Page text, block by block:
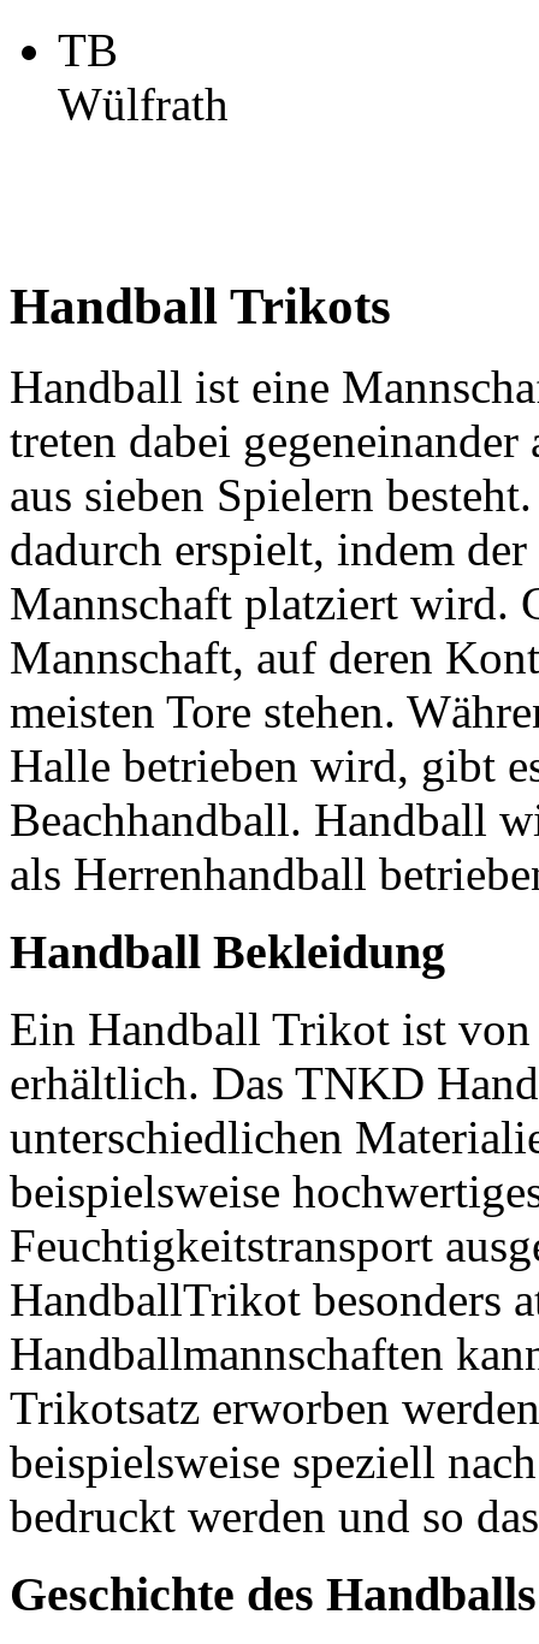
TB
Wülfrath
Handball Trikots
Handball ist eine
treten dabei
aus sieben Spielern
dadurch erspielt, indem
Mannschaft platziert wird.
Mannschaft, auf deren
meisten Tore stehen.
Halle betrieben wird, gibt
Beachhandball. Handball
als Herrenhandball
Handball Bekleidung
Ein Handball Trikot ist von
erhältlich. Das TNKD
unterschiedlichen
beispielsweise
Feuchtigkeitstransport
HandballTrikot besonders
Handballmannschaften
Trikotsatz erworben
beispielsweise speziell
bedruckt werden und so
Geschichte des Handballs